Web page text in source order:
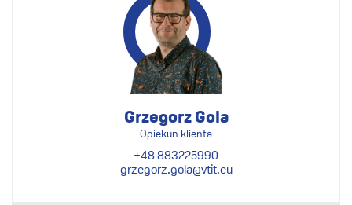
Grzegorz Gola
Opiekun klienta
+48 883225990
grzegorz.gola@vtit.eu